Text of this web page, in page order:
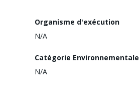
Organisme d'exécution
N/A
Catégorie Environnementale
N/A